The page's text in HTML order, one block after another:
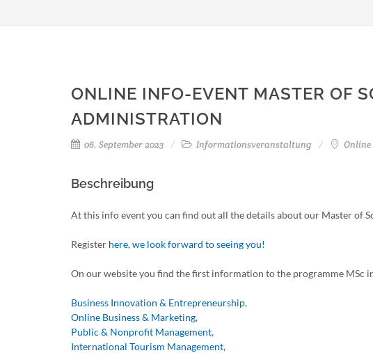
ONLINE INFO-EVENT MASTER OF
ADMINISTRATION
06. September 2023 Informationsveranstaltung Online
Beschreibung
At this info event you can find out all the details about our Master of
Register here, we look forward to seeing you!
On our website you find the first information to the programme MSc
Business Innovation & Entrepreneurship,
Online Business & Marketing,
Public & Nonprofit Management,
International Tourism Management,